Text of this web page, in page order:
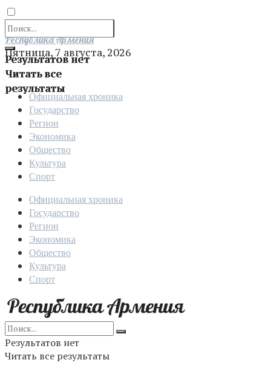
Результатов нет
Читать все
результаты
Отправить
Республика Армения
Пятница, 7 августа, 2026
Официальная хроника
Государство
Регион
Экономика
Общество
Культура
Спорт
Официальная хроника
Государство
Регион
Экономика
Общество
Культура
Спорт
Результатов нет
Читать все результаты